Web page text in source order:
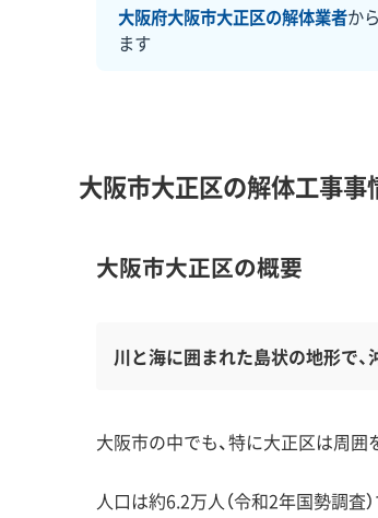
大阪府大阪市大正区の解体業者から
ます
大阪市大正区の解体工事事
大阪市大正区の概要
川と海に囲まれた島状の地形で
大阪市の中でも、特に大正区は周囲
人口は約6.2万人（令和2年国勢調査